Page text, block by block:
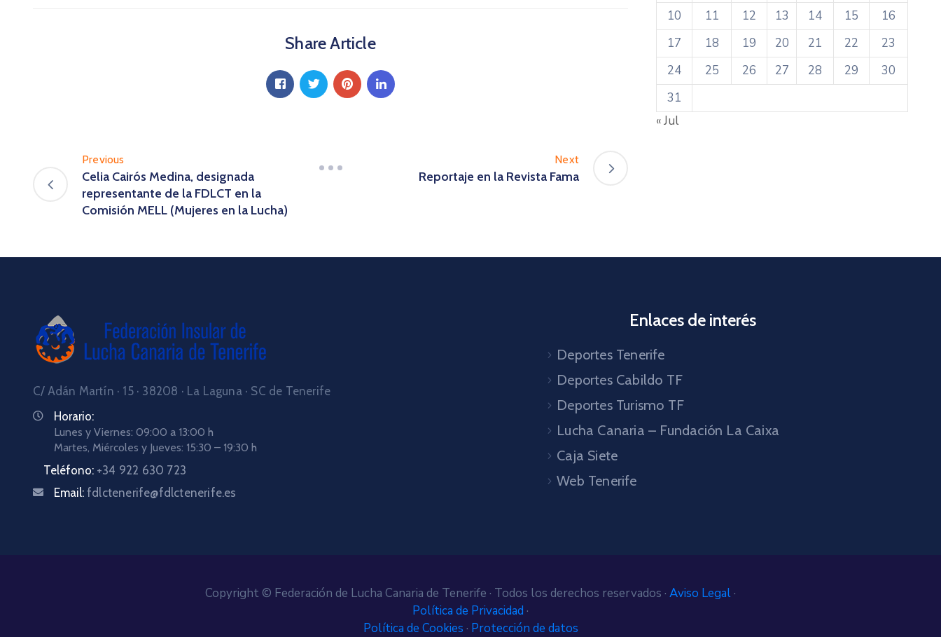
Share Article
Previous
Celia Cairós Medina, designada
representante de la FDLCT en la
Comisión MELL (Mujeres en la Lucha)
Next
Reportaje en la Revista Fama
10
11 12 13 14 15
16
17
18 19 20 21 22
23
24
25 26 27 28 29
30
31
« Jul
C/ Adán Martín · 15 · 38208 · La Laguna · SC de Tenerife
Horario:
Lunes y Viernes: 09:00 a 13:00 h
Martes, Miércoles y Jueves: 15:30 – 19:30 h
Teléfono: +34 922 630 723
Email: fdlctenerife@fdlctenerife.es
Enlaces de interés
Deportes Tenerife
Deportes Cabildo TF
Deportes Turismo TF
Lucha Canaria – Fundación La Caixa
Caja Siete
Web Tenerife
Copyright © Federación de Lucha Canaria de Tenerife · Todos los derechos reservados · Aviso Legal·
Política de Privacidad ·
Política de Cookies · Protección de datos